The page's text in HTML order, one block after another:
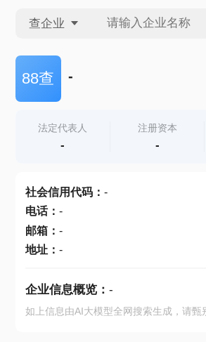
查企业
查企业
查产地
88查 -
法定代表人
-
注册资本
-
社会信用代码： -
电话： -
邮箱： -
地址： -
企业信息概览： -
如上信息由AI大模型全网搜索生成，请甄